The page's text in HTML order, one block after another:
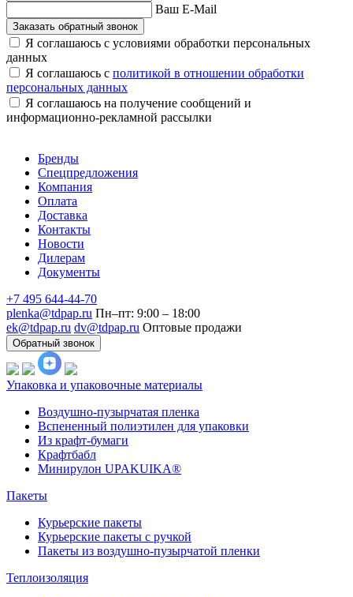
Ваш E-Mail
Заказать обратный звонок
Я соглашаюсь с условиями обработки персональных
данных
Я соглашаюсь с политикой в отношении обработки
персональных данных
Я соглашаюсь на получение сообщений и
информационно-рекламной рассылки
Бренды
Спецпредложения
Компания
Оплата
Доставка
Контакты
Новости
Дилерам
Документы
+7 495 644-44-70
plenka@tdpap.ru Пн–пт: 9:00 – 18:00
ek@tdpap.ru dv@tdpap.ru Оптовые продажи
Обратный звонок
Упаковка и упаковочные материалы
Воздушно-пузырчатая пленка
Вспененный полиэтилен для упаковки
Из крафт-бумаги
Крафтбабл
Минирулон UPAKUIKA®
Пакеты
Курьерские пакеты
Курьерские пакеты с ручкой
Пакеты из воздушно-пузырчатой пленки
Теплоизоляция